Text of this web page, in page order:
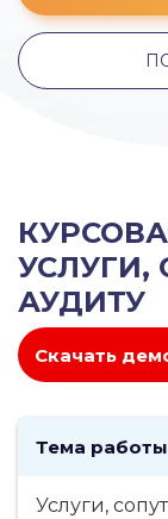
АУДИТУ
Скачать
Тема
Услуги,